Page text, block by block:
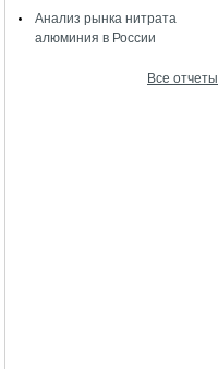
Анализ рынка нитрата
алюминия в России
Все отчеты